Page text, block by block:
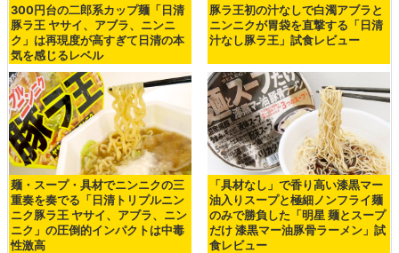
300円台の二郎系カップ麺「日清
豚ラ王 ヤサイ、アブラ、ニンニ
ク」は再現度が高すぎて日清の本
気を感じるレベル
豚ラ王初の汁なしで白濁アブラと
ニンニクが胃袋を直撃する「日清
汁なし豚ラ王」試食レビュー
麺・スープ・具材でニンニクの三
重奏を奏でる「日清トリプルニン
ニク豚ラ王 ヤサイ、アブラ、ニン
ニク」の圧倒的インパクトは中毒
性激高
「具材なし」で香り高い漆黒マー
油入りスープと極細ノンフライ麺
のみで勝負した「明星 麺とスープ
だけ 漆黒マー油豚骨ラーメン」試
食レビュー